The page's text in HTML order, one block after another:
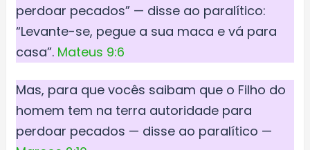
perdoar pecados” — disse ao paralítico:
“Levante-se, pegue a sua maca e vá para
casa”. Mateus 9:6
Mas, para que vocês saibam que o Filho do
homem tem na terra autoridade para
perdoar pecados — disse ao paralítico —